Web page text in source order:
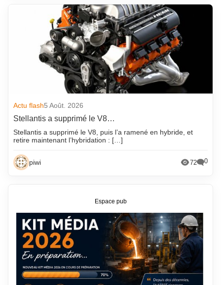
Actu flash5 Août. 2026
Stellantis a supprimé le V8…
Stellantis a supprimé le V8, puis l’a ramené en hybride, et
retire maintenant l’hybridation : […]
piwi 72 0
Espace pub